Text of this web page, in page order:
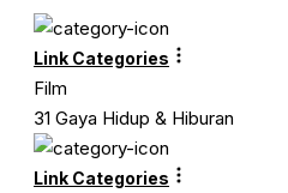
Link Categories
Film
31 Gaya Hidup & Hiburan
Link Categories